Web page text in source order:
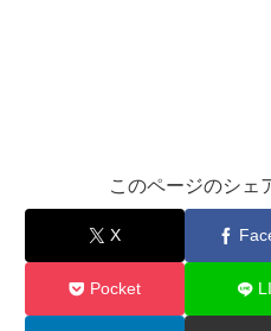
このページのシェ
X
Pocket